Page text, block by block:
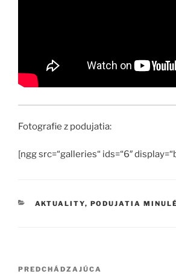
Fotografie z podujatia:
[ngg src=“galleries“ ids=“6″
KATEGÓRIE
AKTUALITY, PODUJATIA MINULÉ
Navigácia
Predchádzajúci
PREDCHÁDZAJÚCA